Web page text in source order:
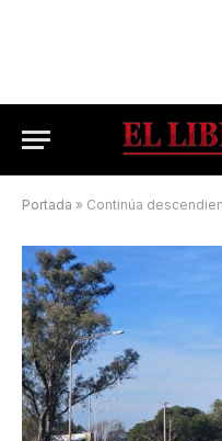
Portada » Continúa descendiendo